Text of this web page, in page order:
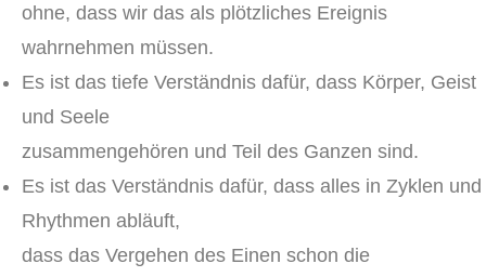
ohne, dass wir das als plötzliches Ereignis
wahrnehmen müssen.
Es ist das tiefe Verständnis dafür, dass Körper, Geist
und Seele
zusammengehören und Teil des Ganzen sind.
Es ist das Verständnis dafür, dass alles in Zyklen und
Rhythmen abläuft,
dass das Vergehen des Einen schon die